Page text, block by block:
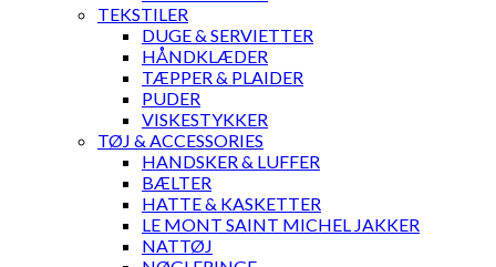
TEKSTILER
DUGE & SERVIETTER
HÅNDKLÆDER
TÆPPER & PLAIDER
PUDER
VISKESTYKKER
TØJ & ACCESSORIES
HANDSKER & LUFFER
BÆLTER
HATTE & KASKETTER
LE MONT SAINT MICHEL JAKKER
NATTØJ